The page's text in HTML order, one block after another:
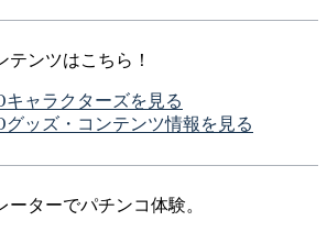
テンツはこちら！
キャラクターズを見る
グッズ・コンテンツ情報を見る
ーターでパチンコ体験。